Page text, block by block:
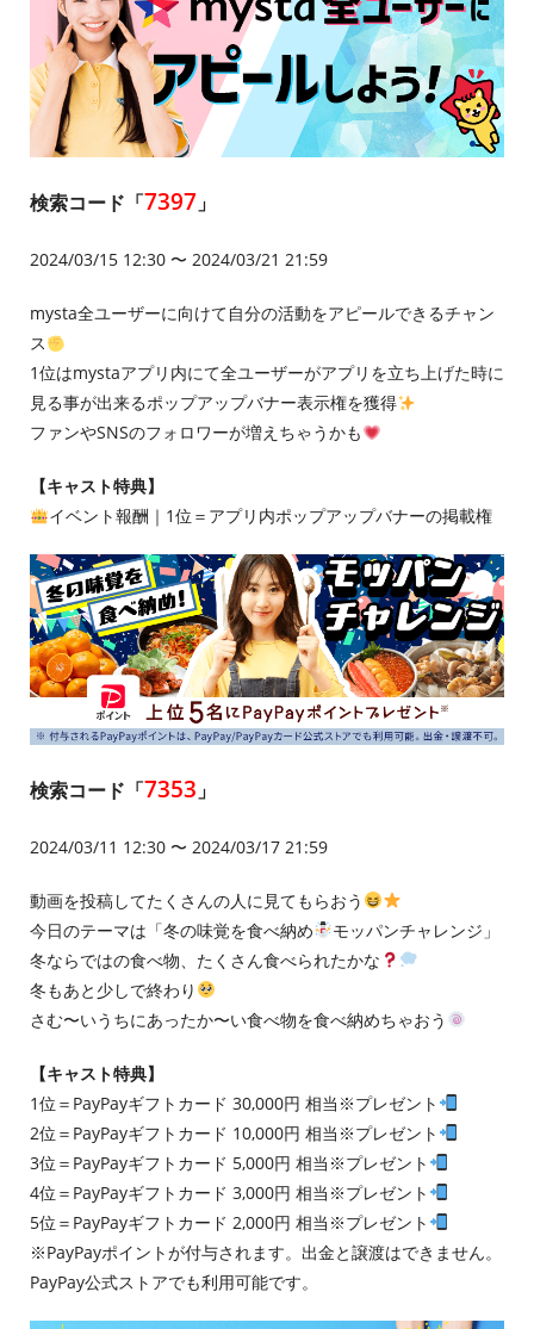
検索コード「7397 」
2024/03/15 12:30 〜 2024/03/21 21:59
mysta全ユーザーに向けて自分の活動をアピールできるチャン
ス
1位はmystaアプリ内にて全ユーザーがアプリを立ち上げた時に
見る事が出来るポップアップバナー表示権を獲得
ファンやSNSのフォロワーが増えちゃうかも
【キャスト特典】
イベント報酬｜1位＝アプリ内ポップアップバナーの掲載権
検索コード「7353 」
2024/03/11 12:30 〜 2024/03/17 21:59
動画を投稿してたくさんの人に見てもらおう
今日のテーマは「冬の味覚を食べ納め
モッパンチャレンジ」
冬ならではの食べ物、たくさん食べられたかな
冬もあと少しで終わり
さむ〜いうちにあったか〜い食べ物を食べ納めちゃおう
【キャスト特典】
1位＝PayPayギフトカード 30,000円 相当※プレゼント
2位＝PayPayギフトカード 10,000円 相当※プレゼント
3位＝PayPayギフトカード 5,000円 相当※プレゼント
4位＝PayPayギフトカード 3,000円 相当※プレゼント
5位＝PayPayギフトカード 2,000円 相当※プレゼント
※PayPayポイントが付与されます。出金と譲渡はできません。
PayPay公式ストアでも利用可能です。